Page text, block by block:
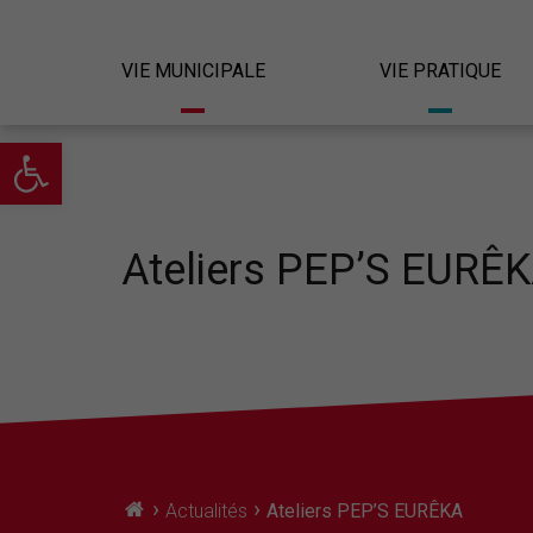
Ouvrir la barre d’outils
VIE MUNICIPALE VIE PRATIQUE
Ateliers PEP’S
› Actualités › Ateliers PEP’S EURÊKA